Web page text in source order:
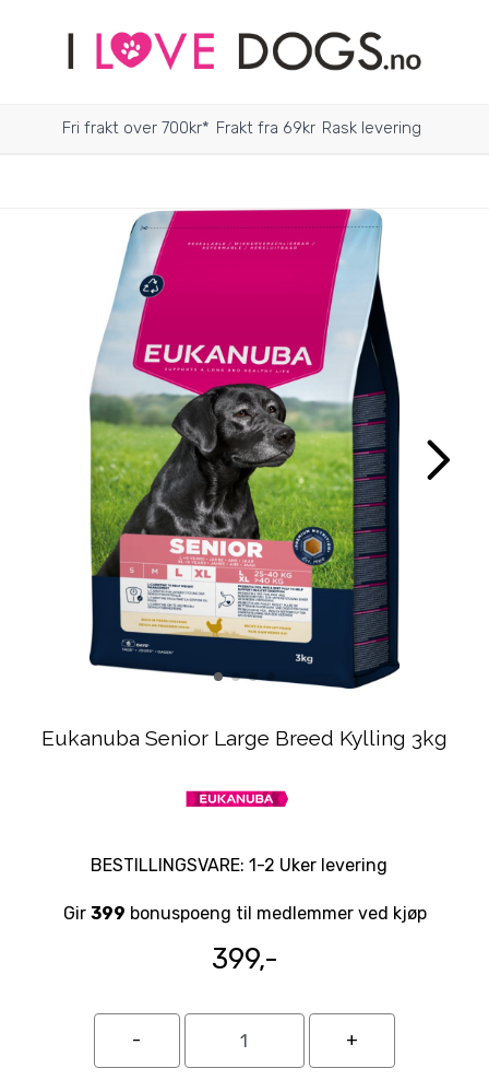
Fri frakt over 700kr* Frakt fra 69kr Rask levering
Eukanuba Senior Large Breed Kylling 3kg
BESTILLINGSVARE: 1-2 Uker levering
Gir 399 bonuspoeng til medlemmer ved kjøp
399,-